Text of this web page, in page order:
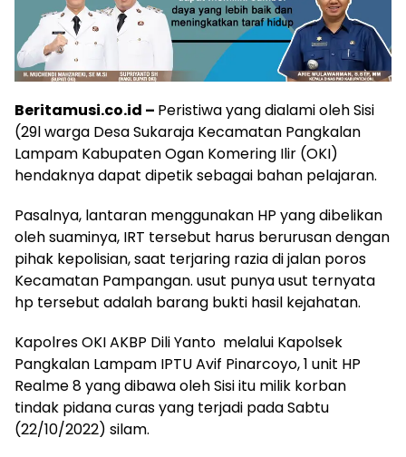
Beritamusi.co.id – Peristiwa yang dialami oleh Sisi
(29l warga Desa Sukaraja Kecamatan Pangkalan
Lampam Kabupaten Ogan Komering Ilir (OKI)
hendaknya dapat dipetik sebagai bahan pelajaran.
Pasalnya, lantaran menggunakan HP yang dibelikan
oleh suaminya, IRT tersebut harus berurusan dengan
pihak kepolisian, saat terjaring razia di jalan poros
Kecamatan Pampangan. usut punya usut ternyata
hp tersebut adalah barang bukti hasil kejahatan.
Kapolres OKI AKBP Dili Yanto melalui Kapolsek
Pangkalan Lampam IPTU Avif Pinarcoyo, 1 unit HP
Realme 8 yang dibawa oleh Sisi itu milik korban
tindak pidana curas yang terjadi pada Sabtu
(22/10/2022) silam.